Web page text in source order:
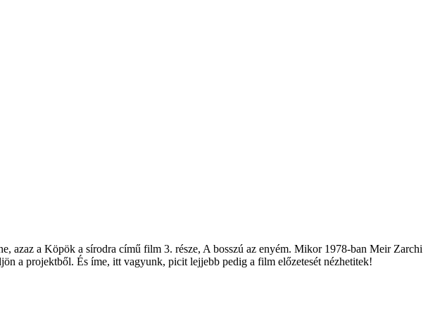
azaz a Köpök a sírodra című film 3. része, A bosszú az enyém. Mikor 1978-ban Meir Zarchi
a projektből. És íme, itt vagyunk, picit lejjebb pedig a film előzetesét nézhetitek!